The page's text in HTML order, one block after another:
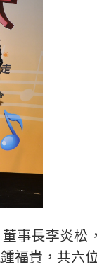
事長李炎
福貴，共六